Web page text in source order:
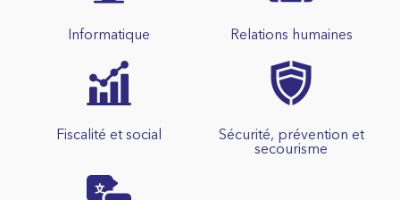
Informatique Relations humaines
Fiscalité et social
Sécurité, prévention et
secourisme